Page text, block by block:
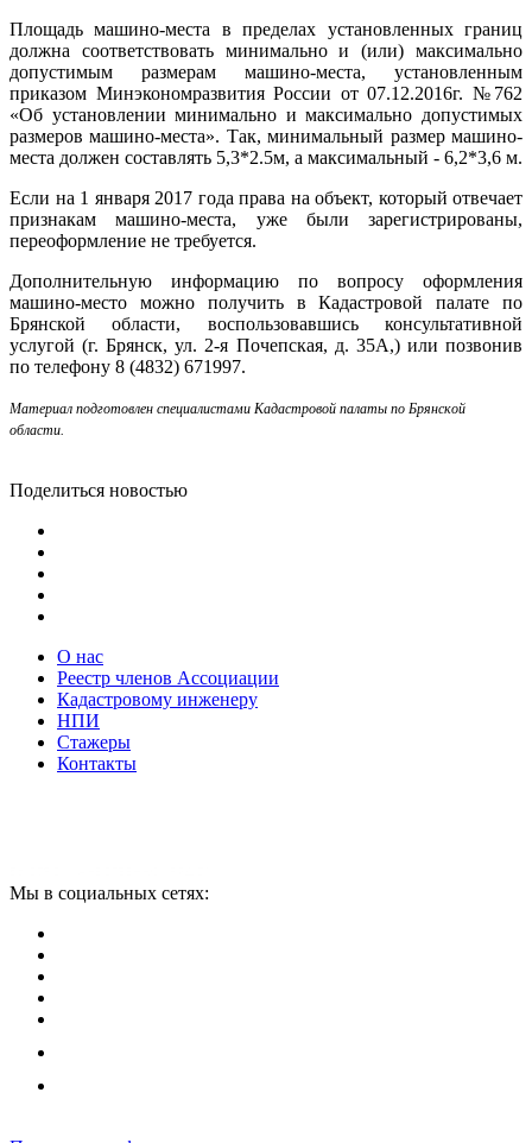
Площадь машино-места в пределах установленных границ
должна соответствовать минимально и (или) максимально
допустимым размерам машино-места, установленным
приказом Минэкономразвития России от 07.12.2016г. №762
«Об установлении минимально и максимально допустимых
размеров машино-места». Так, минимальный размер машино-
места должен составлять 5,3*2.5м, а максимальный - 6,2*3,6 м.
Если на 1 января 2017 года права на объект, который отвечает
признакам машино-места, уже были зарегистрированы,
переоформление не требуется.
Дополнительную информацию по вопросу оформления
машино-место можно получить в Кадастровой палате по
Брянской области, воспользовавшись консультативной
услугой (г. Брянск, ул. 2-я Почепская, д. 35А,) или позвонив
по телефону 8 (4832) 671997.
Материал подготовлен специалистами Кадастровой палаты по Брянской
области.
Поделиться новостью
О нас
Реестр членов Ассоциации
Кадастровому инженеру
НПИ
Стажеры
Контакты
Мы в социальных сетях: